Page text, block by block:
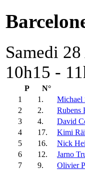
Samedi
10h15 -
P N°
1
1. Michael
2
2. Rubens
3
4. David
4
17. Kimi
5
16. Nick
6
12. Jarno
7
9. Olivier